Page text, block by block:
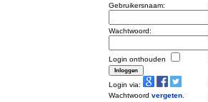
Gebruikersnaam:
Wachtwoord:
Login onthouden
Login via:
Wachtwoord vergeten